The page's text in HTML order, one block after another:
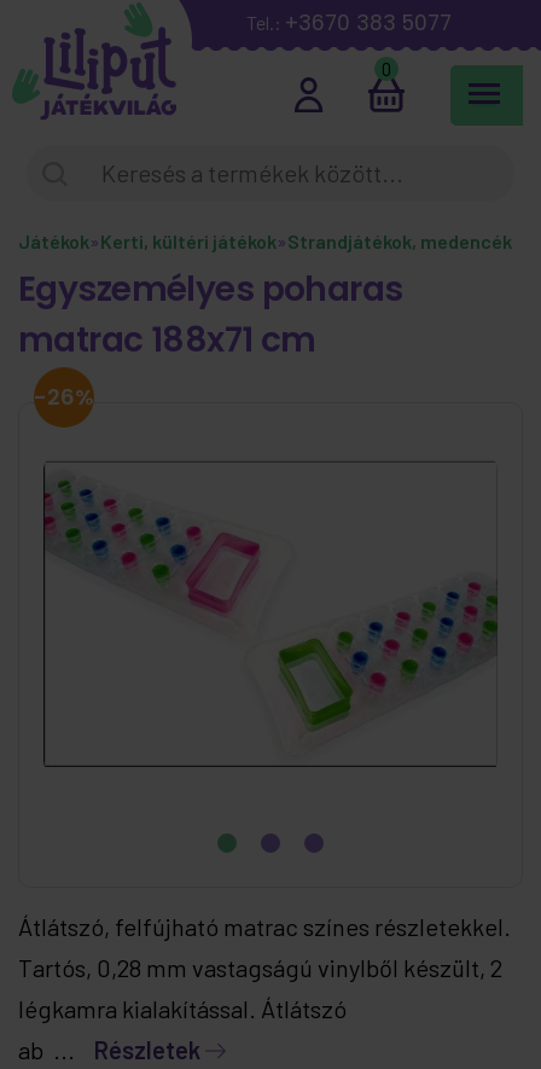
Tel.: +3670 383 5077
0
Játékok»Kerti, kültéri játékok»Strandjátékok, medencék
Egyszemélyes poharas
matrac 188x71 cm
-26%
Átlátszó, felfújható matrac színes részletekkel.
Tartós, 0,28 mm vastagságú vinylből készült, 2
légkamra kialakítással. Átlátszó
ab ... Részletek